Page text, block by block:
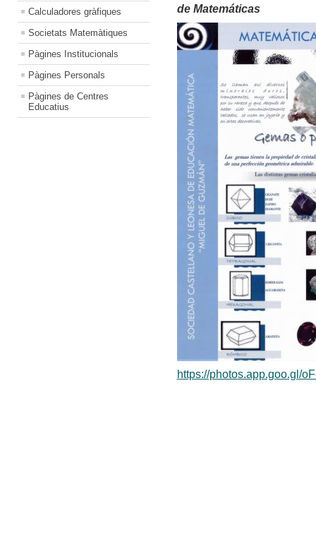
Calculadores gràfiques
Societats Matemàtiques
Pàgines Institucionals
Pàgines Personals
Pàgines de Centres
Educatius
de Matemáticas
https://photos.app.goo.gl/